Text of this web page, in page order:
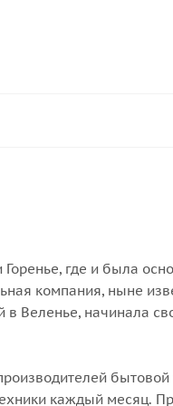
где и была
компания, ныне
Веленье, начинала
бытовой
каждый месяц.